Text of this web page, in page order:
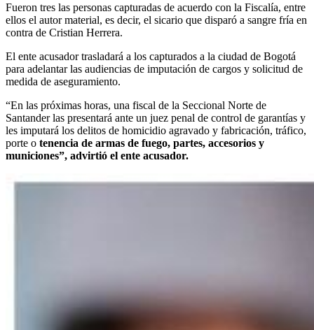
Fueron tres las personas capturadas de acuerdo con la Fiscalía, entre
ellos el autor material, es decir, el sicario que disparó a sangre fría en
contra de Cristian Herrera.
El ente acusador trasladará a los capturados a la ciudad de Bogotá
para adelantar las audiencias de imputación de cargos y solicitud de
medida de aseguramiento.
“En las próximas horas, una fiscal de la Seccional Norte de
Santander las presentará ante un juez penal de control de garantías y
les imputará los delitos de homicidio agravado y fabricación, tráfico,
porte o tenencia de armas de fuego, partes, accesorios y
municiones”, advirtió el ente acusador.